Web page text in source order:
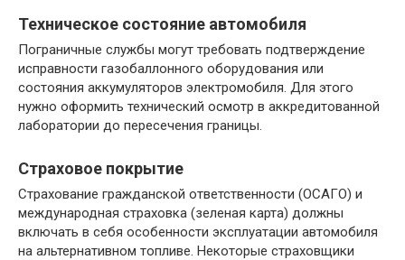
Техническое состояние автомобиля
Пограничные службы могут требовать подтверждение
исправности газобаллонного оборудования или
состояния аккумуляторов электромобиля. Для этого
нужно оформить технический осмотр в аккредитованной
лаборатории до пересечения границы.
Страховое покрытие
Страхование гражданской ответственности (ОСАГО) и
международная страховка (зеленая карта) должны
включать в себя особенности эксплуатации автомобиля
на альтернативном топливе. Некоторые страховщики